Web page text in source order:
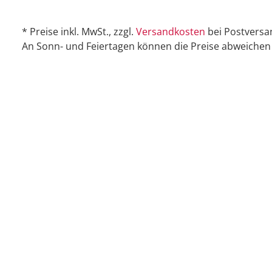
* Preise inkl. MwSt., zzgl. Versandkosten bei
An Sonn- und Feiertagen können die Preise abweichen